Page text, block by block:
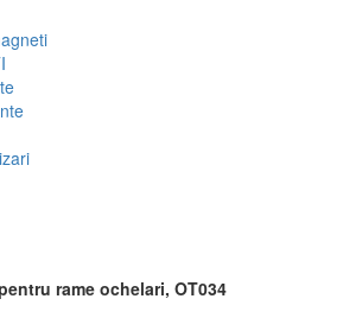
rame ochelari, OT034